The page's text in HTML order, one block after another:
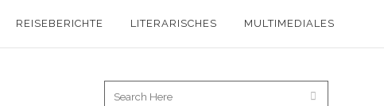
REISEBERICHTE LITERARISCHES MULTIMEDIALES